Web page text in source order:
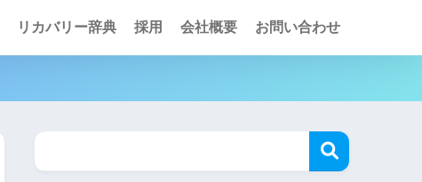
リカバリー辞典 採用 会社概要 お問い合わせ